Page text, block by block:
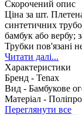
Скорочений опис
Ціна за шт.
синтетичних
бамбук або вербу;
Трубки пов'язані
Читати далі...
Характеристики
Бренд - Tenax
Вид - Бамбукове
Матеріал -
Переглянути все